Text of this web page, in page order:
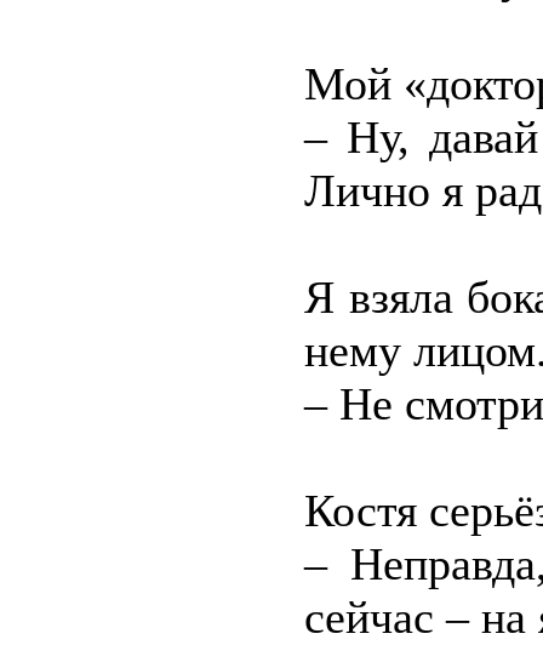
Мой
– Ну, давай
Лично я
Я взяла
нему
– Не
Костя
–
сейчас –